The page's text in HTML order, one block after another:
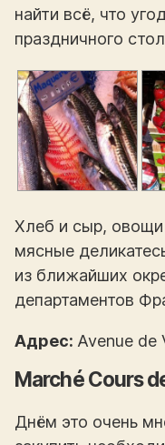
найти всё, что
праздничного
Хлеб и сыр,
мясные
из ближайших
департаментов
Адрес: Avenue de
Marché Cours
Днём это очень